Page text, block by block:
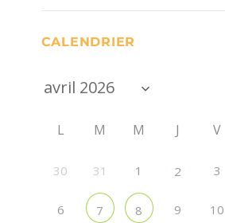
CALENDRIER
L M M J V
30 31 1 2 3
6 7 8 9 10